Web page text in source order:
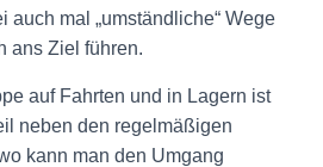
auch mal „umständliche“ Wege
ans Ziel führen.
auf Fahrten und in Lagern ist
neben den regelmäßigen
kann man den Umgang